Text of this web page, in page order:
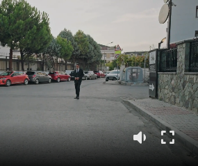
Złoty chłopak